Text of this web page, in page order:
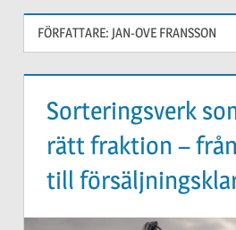
FÖRFATTARE: JAN-OVE FRANSSON
Sorteringsverk
rätt fraktion –
till